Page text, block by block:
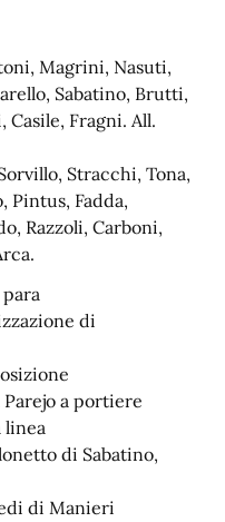
Magrini, Nasuti,
Sabatino, Brutti,
Casile, Fragni. All.
Stracchi, Tona,
Pintus, Fadda,
Razzoli, Carboni,
para
di
a portiere
linea
di Sabatino,
di Manieri